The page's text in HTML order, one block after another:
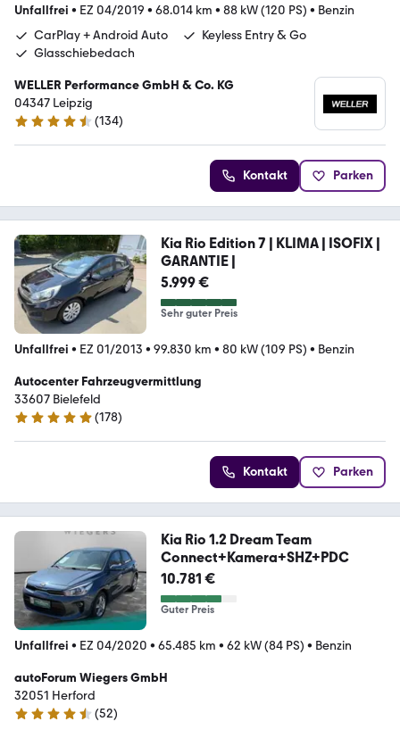
Unfallfrei • EZ 04/2019 • 68.014 km • 88 kW (120 PS) • Benzin
CarPlay + Android Auto
Keyless Entry & Go
Glasschiebedach
WELLER Performance GmbH & Co. KG
04347 Leipzig
4.7 Sterne
(134)
Kontakt Parken
Kia Rio Edition 7 | KLIMA | ISOFIX |
GARANTIE |
5.999 €
Sehr guter Preis
Unfallfrei • EZ 01/2013 • 99.830 km • 80 kW (109 PS) • Benzin
Autocenter Fahrzeugvermittlung
33607 Bielefeld
4.9 Sterne
(178)
Kontakt Parken
Kia Rio 1.2 Dream Team
Connect+Kamera+SHZ+PDC
10.781 €
Guter Preis
Unfallfrei • EZ 04/2020 • 65.485 km • 62 kW (84 PS) • Benzin
autoForum Wiegers GmbH
32051 Herford
4.7 Sterne
(52)